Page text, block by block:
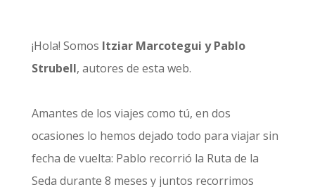
¡Hola! Somos Itziar Marcotegui y Pablo
Strubell, autores de esta web.
Amantes de los viajes como tú, en dos
ocasiones lo hemos dejado todo para viajar sin
fecha de vuelta: Pablo recorrió la Ruta de la
Seda durante 8 meses y juntos recorrimos